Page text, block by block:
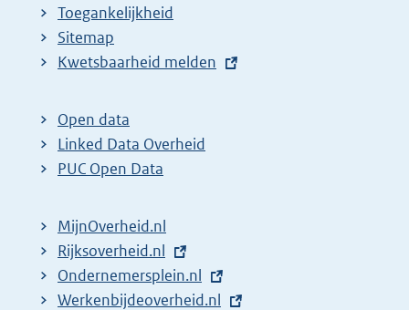
Toegankelijkheid
Sitemap
E
t
e
r
l
i
n
Kwetsbaarheid melden
Open data
Linked Data Overheid
PUC Open Data
MijnOverheid.nl
E
x
t
Rijksoverheid.nl
E
x
Ondernemersplein.nl
E
Werkenbijdeoverheid.nl